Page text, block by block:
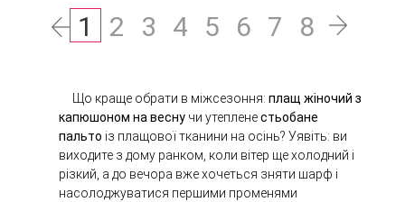
1 2 3 4 5 6 7 8
Що краще обрати в міжсезоння: плащ жіночий з
капюшоном на весну чи утепленестьобане
пальто із плащової тканини на осінь? Уявіть: ви
виходите з дому ранком, коли вітер ще холодний і
різкий, а до вечора вже хочеться зняти шарф і
насолоджуватися першими променями